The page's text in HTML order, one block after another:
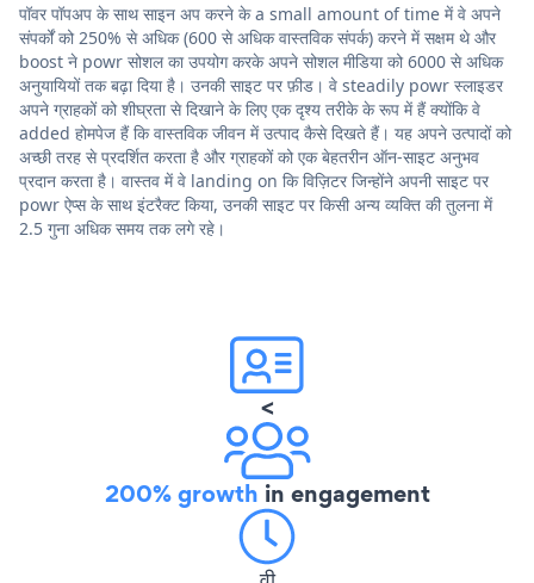
पॉवर पॉपअप के साथ साइन अप करने के a small amount of time में वे अपने
संपर्कों को 250% से अधिक (600 से अधिक वास्तविक संपर्क) करने में सक्षम थे और
boost ने powr सोशल का उपयोग करके अपने सोशल मीडिया को 6000 से अधिक
अनुयायियों तक बढ़ा दिया है। उनकी साइट पर फ़ीड। वे steadily powr स्लाइडर
अपने ग्राहकों को शीघ्रता से दिखाने के लिए एक दृश्य तरीके के रूप में हैं क्योंकि वे
added होमपेज हैं कि वास्तविक जीवन में उत्पाद कैसे दिखते हैं। यह अपने उत्पादों को
अच्छी तरह से प्रदर्शित करता है और ग्राहकों को एक बेहतरीन ऑन-साइट अनुभव
प्रदान करता है। वास्तव में वे landing on कि विज़िटर जिन्होंने अपनी साइट पर
powr ऐप्स के साथ इंटरैक्ट किया, उनकी साइट पर किसी अन्य व्यक्ति की तुलना में
2.5 गुना अधिक समय तक लगे रहे।
<
200% growth in engagement